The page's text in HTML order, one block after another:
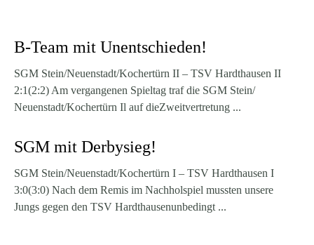
B-Team mit Unentschieden!
SGM Stein/Neuenstadt/Kochertürn II – TSV Hardthausen II
2:1(2:2) Am vergangenen Spieltag traf die SGM Stein/
Neuenstadt/Kochertürn Il auf dieZweitvertretung ...
SGM mit Derbysieg!
SGM Stein/Neuenstadt/Kochertürn I – TSV Hardthausen I
3:0(3:0) Nach dem Remis im Nachholspiel mussten unsere
Jungs gegen den TSV Hardthausenunbedingt ...